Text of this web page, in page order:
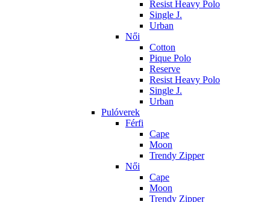
Resist Heavy Polo
Single J.
Urban
Női
Cotton
Pique Polo
Reserve
Resist Heavy Polo
Single J.
Urban
Pulóverek
Férfi
Cape
Moon
Trendy Zipper
Női
Cape
Moon
Trendy Zipper